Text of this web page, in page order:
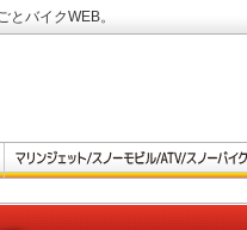
バイクWEB。